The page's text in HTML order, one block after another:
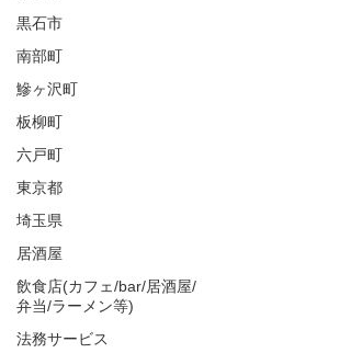
黒石市
南部町
鰺ヶ沢町
板柳町
六戸町
東京都
埼玉県
居酒屋
飲食店(カフェ/bar/居酒屋/
弁当/ラーメン等)
法務サービス